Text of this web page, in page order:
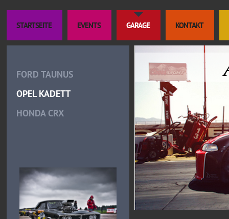
STARTSEITE EVENTS GARAGE KONTAKT
FORD TAUNUS
OPEL KADETT
HONDA CRX